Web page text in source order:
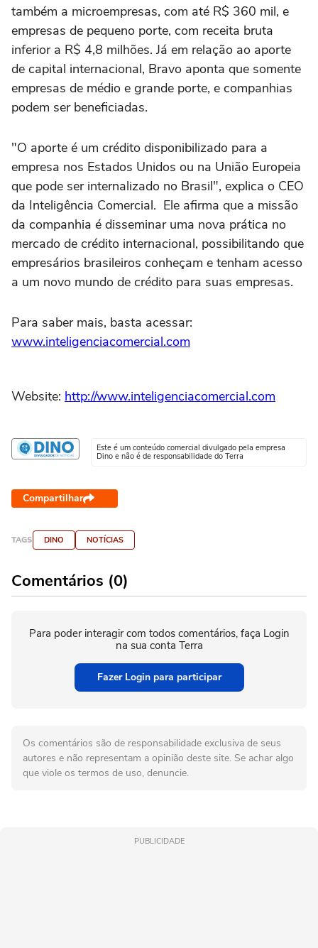
também a microempresas, com até R$ 360 mil, e
empresas de pequeno porte, com receita bruta
inferior a R$ 4,8 milhões. Já em relação ao aporte
de capital internacional, Bravo aponta que somente
empresas de médio e grande porte, e companhias
podem ser beneficiadas.
"O aporte é um crédito disponibilizado para a
empresa nos Estados Unidos ou na União Europeia
que pode ser internalizado no Brasil", explica o CEO
da Inteligência Comercial. Ele afirma que a missão
da companhia é disseminar uma nova prática no
mercado de crédito internacional, possibilitando que
empresários brasileiros conheçam e tenham acesso
a um novo mundo de crédito para suas empresas.
Para saber mais, basta acessar:
www.inteligenciacomercial.com
Website: http://www.inteligenciacomercial.com
Este é um conteúdo comercial divulgado pela empresa
Dino e não é de responsabilidade do Terra
Compartilhar
TAGS DINO NOTÍCIAS
Comentários (0)
Para poder interagir com todos comentários, faça Login
na sua conta Terra
Fazer Login para participar
Os comentários são de responsabilidade exclusiva de seus
autores e não representam a opinião deste site. Se achar algo
que viole os termos de uso, denuncie.
PUBLICIDADE